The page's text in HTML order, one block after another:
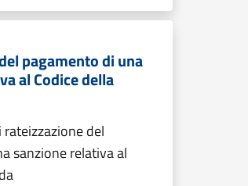
pagamento di una
al Codice della
del
sanzione relativa al